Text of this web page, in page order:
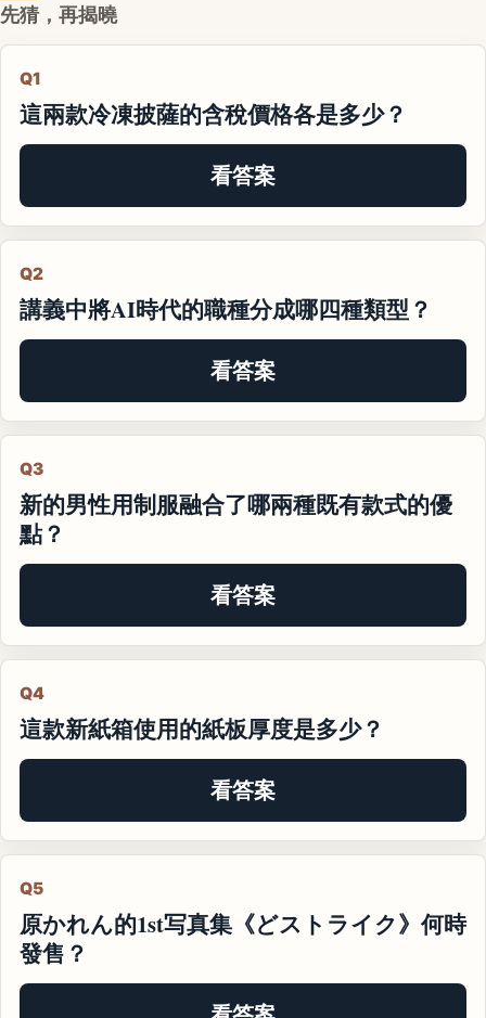
先猜，再揭曉
Q1
這兩款冷凍披薩的含稅價格各是多少？
看答案
Q2
講義中將AI時代的職種分成哪四種類型？
看答案
Q3
新的男性用制服融合了哪兩種既有款式的優
點？
看答案
Q4
這款新紙箱使用的紙板厚度是多少？
看答案
Q5
原かれん的1st写真集《どストライク》何時
發售？